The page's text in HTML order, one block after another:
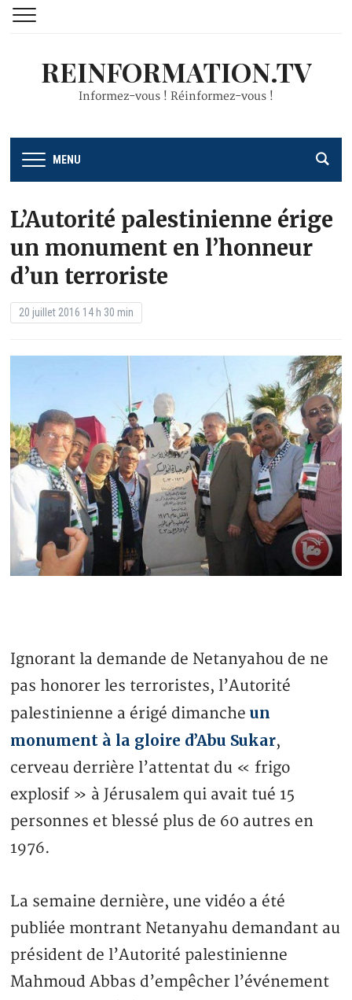
REINFORMATION.TV
Informez-vous ! Réinformez-vous !
MENU
L’Autorité palestinienne érige
un monument en l’honneur
d’un terroriste
20 juillet 2016 14 h 30 min
Ignorant la demande de Netanyahou de ne
pas honorer les terroristes, l’Autorité
palestinienne a érigé dimancheun
monument à la gloire d’Abu Sukar,
cerveau derrière l’attentat du « frigo
explosif » à Jérusalem qui avait tué 15
personnes et blessé plus de 60 autres en
1976.
La semaine dernière, une vidéo a été
publiée montrant Netanyahu demandant au
président de l’Autorité palestinienne
Mahmoud Abbas d’empêcher l’événement